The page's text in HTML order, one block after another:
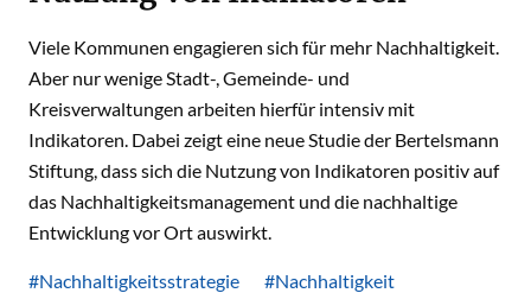
Viele Kommunen engagieren sich für mehr Nachhaltigkeit.
Aber nur wenige Stadt-, Gemeinde- und
Kreisverwaltungen arbeiten hierfür intensiv mit
Indikatoren. Dabei zeigt eine neue Studie der Bertelsmann
Stiftung, dass sich die Nutzung von Indikatoren positiv auf
das Nachhaltigkeitsmanagement und die nachhaltige
Entwicklung vor Ort auswirkt.
#Nachhaltigkeitsstrategie
#Nachhaltigkeit